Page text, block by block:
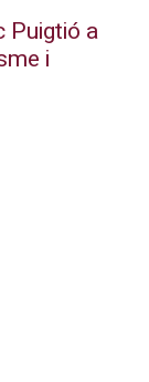
Puigtió a
i